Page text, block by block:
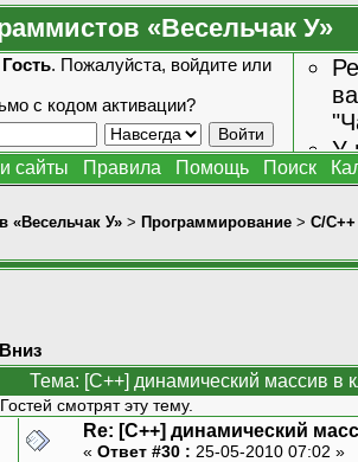
«Весельчак У»
Гость. Пожалуйста, войдите или
с кодом активации?
У
сайты Правила Помощь Поиск
«Весельчак У» > Программирование > C/C++
Вниз
Тема: [C++] динамический массив в
смотрят эту тему.
Re: [C++] динамический
« Ответ #30 : 25-05-2010 07:02 »